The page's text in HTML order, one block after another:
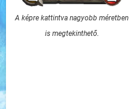
A képre kattintva nagyobb méretben
is megtekinthető.